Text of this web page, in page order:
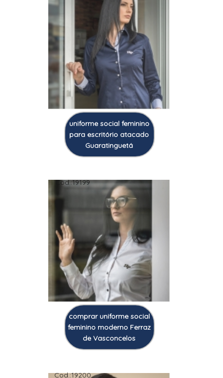
uniforme social feminino
para escritório atacado
Guaratinguetá
Cod.:19199
comprar uniforme social
feminino moderno Ferraz
de Vasconcelos
Cod.:19200